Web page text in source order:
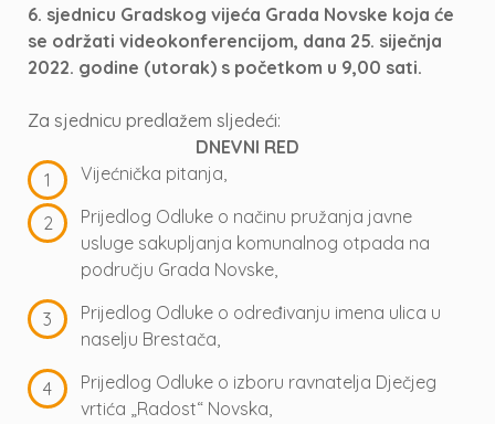
6. sjednicu Gradskog vijeća Grada Novske koja će
se održati videokonferencijom, dana 25. siječnja
2022. godine (utorak) s početkom u 9,00 sati.
Za sjednicu predlažem sljedeći:
DNEVNI RED
Vijećnička pitanja,
Prijedlog Odluke o načinu pružanja javne
usluge sakupljanja komunalnog otpada na
području Grada Novske,
Prijedlog Odluke o određivanju imena ulica u
naselju Brestača,
Prijedlog Odluke o izboru ravnatelja Dječjeg
vrtića „Radost“ Novska,